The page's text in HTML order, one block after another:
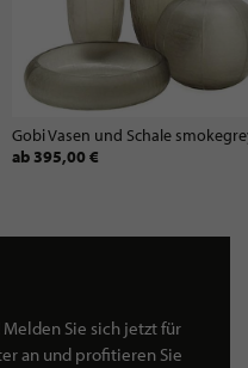
Gobi Vasen und Schale
ab 395,00 €
Melden Sie sich jetzt für
an und profitieren Sie